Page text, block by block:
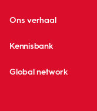
Ons verhaal
Kennisbank
Global network